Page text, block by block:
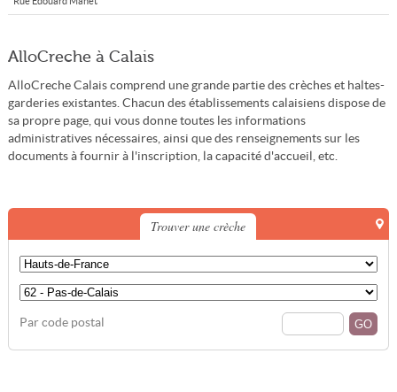
AlloCreche à Calais
AlloCreche Calais comprend une grande partie des crèches et haltes-
garderies existantes. Chacun des établissements calaisiens dispose de
sa propre page, qui vous donne toutes les informations
administratives nécessaires, ainsi que des renseignements sur les
documents à fournir à l'inscription, la capacité d'accueil, etc.
Trouver une crèche
Par code postal